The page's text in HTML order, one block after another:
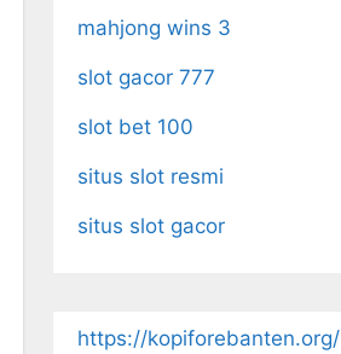
mahjong wins 3
slot gacor 777
slot bet 100
situs slot resmi
situs slot gacor
https://kopiforebanten.org/